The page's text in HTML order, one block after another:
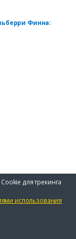
Финна:
для трекинга
использования